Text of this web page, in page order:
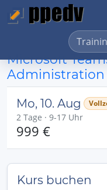
Microsoft
Administration
Mo, 10. Aug
2 Tage · 9-17 Uhr
999 €
Kurs buchen